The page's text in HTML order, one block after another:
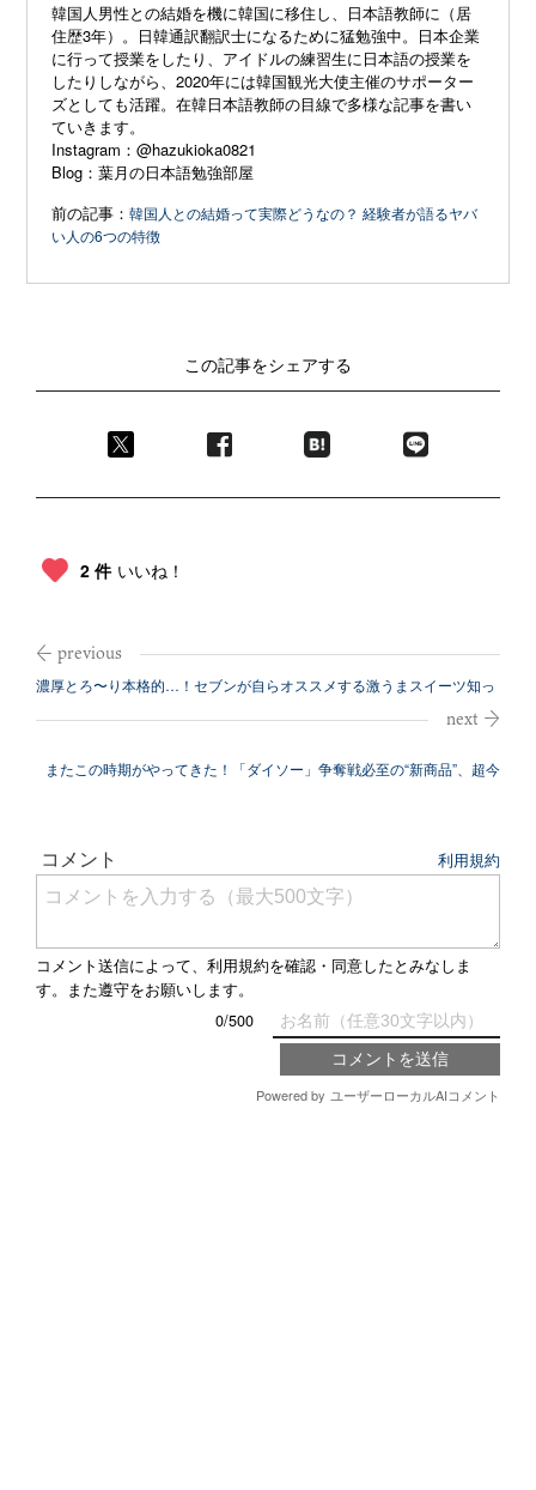
韓国人男性との結婚を機に韓国に移住し、日本語教師に（居
住歴3年）。日韓通訳翻訳士になるために猛勉強中。日本企業
に行って授業をしたり、アイドルの練習生に日本語の授業を
したりしながら、2020年には韓国観光大使主催のサポーター
ズとしても活躍。在韓日本語教師の目線で多様な記事を書い
ていきます。
Instagram：@hazukioka0821
Blog：葉月の日本語勉強部屋
前の記事：韓国人との結婚って実際どうなの？ 経験者が語るヤバ
い人の6つの特徴
この記事をシェアする
2 件 いいね！
濃厚とろ〜り本格的…！セブンが自らオススメする激うまスイーツ知っ
またこの時期がやってきた！「ダイソー」争奪戦必至の“新商品”、超今